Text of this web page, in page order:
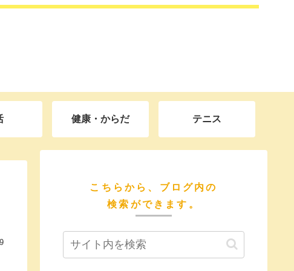
健康・からだ テニス
こちらから、ブログ内の
検索ができます。